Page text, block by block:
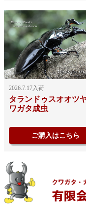
2026.7.17入荷
タランドゥスオオツ
ワガタ成虫
ご購入はこちら